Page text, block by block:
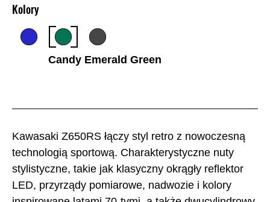
Kawasaki Z650RS łączy styl retro z nowoczesną
technologią sportową. Charakterystyczne nuty
stylistyczne, takie jak klasyczny okrągły reflektor
LED, przyrządy pomiarowe, nadwozie i kolory
Kolory
Candy Emerald Green